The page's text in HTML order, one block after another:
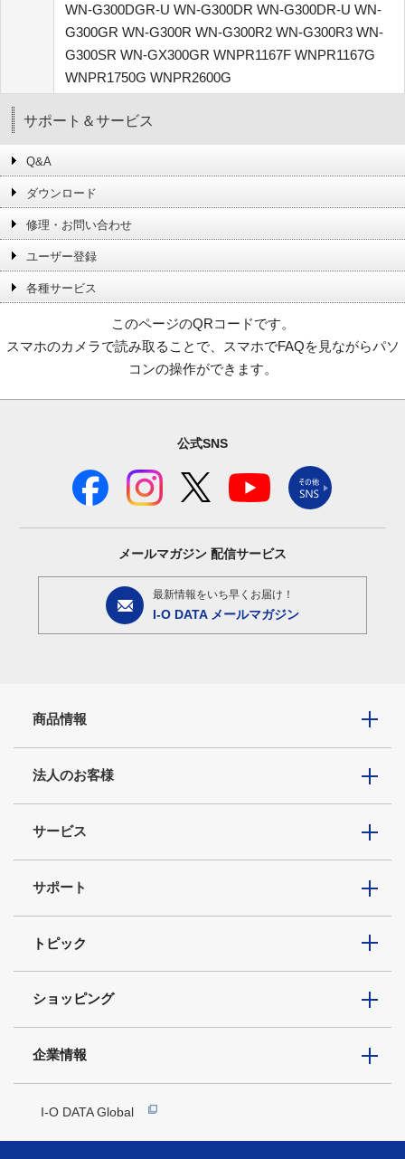
WN-G300DGR-U WN-G300DR WN-G300DR-U WN-
G300GR WN-G300R WN-G300R2 WN-G300R3 WN-
G300SR WN-GX300GR WNPR1167F WNPR1167G
WNPR1750G WNPR2600G
サポート＆サービス
Q&A
ダウンロード
修理・お問い合わせ
ユーザー登録
各種サービス
このページのQRコードです。
スマホのカメラで読み取ることで、スマホでFAQを見ながらパソ
コンの操作ができます。
公式SNS
メールマガジン 配信サービス
最新情報をいち早くお届け！
I-O DATA メールマガジン
商品情報
法人のお客様
サービス
サポート
トピック
ショッピング
企業情報
I-O DATA Global